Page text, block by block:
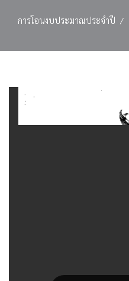
การโอนงบประมาณประจำปี